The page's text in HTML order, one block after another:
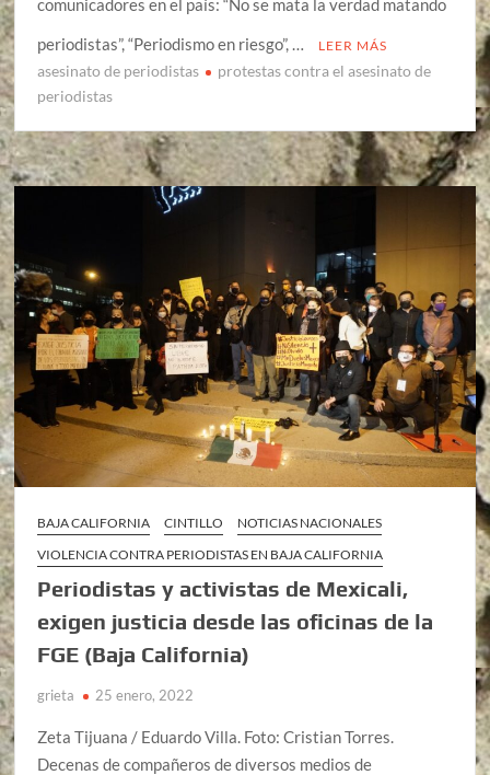
comunicadores en el país: “No se mata la verdad matando
periodistas”, “Periodismo en riesgo”, …
LEER MÁS
asesinato de periodistas
protestas contra el asesinato de
periodistas
BAJA CALIFORNIA CINTILLO
NOTICIAS NACIONALES
VIOLENCIA CONTRA PERIODISTAS EN BAJA CALIFORNIA
Periodistas y activistas de Mexicali,
exigen justicia desde las oficinas de la
FGE (Baja California)
grieta 25 enero, 2022
Zeta Tijuana / Eduardo Villa. Foto: Cristian Torres.
Decenas de compañeros de diversos medios de